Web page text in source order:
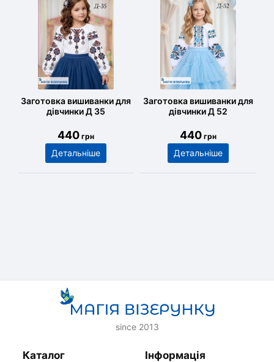
Заготовка вишиванки для
дівчинки Д 35
440 грн
Детальніше
Заготовка вишиванки для
дівчинки Д 52
440 грн
Детальніше
since 2013
Каталог
Інформація